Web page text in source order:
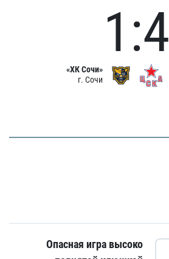
«ХК Сочи»
г. Сочи
1:4
Опасная игра высоко